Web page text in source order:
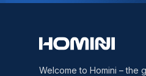
Welcome to Homini – the